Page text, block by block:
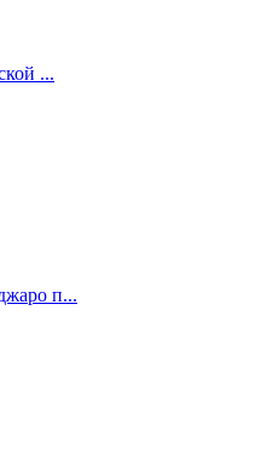
...
п...